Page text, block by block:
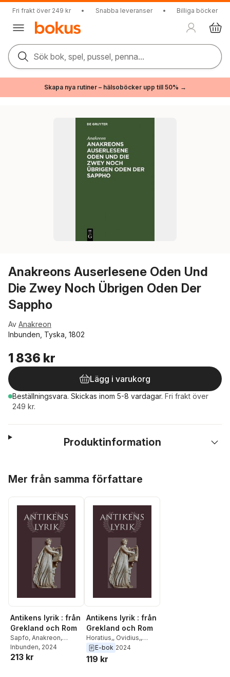
Fri frakt över 249 kr • Snabba leveranser • Billiga böcker
Sök bok, spel, pussel, penna...
Skapa nya rutiner – hälsoböcker upp till 50% →
Anakreons Auserlesene Oden Und
Die Zwey Noch Übrigen Oden Der
Sappho
Av Anakreon
Inbunden, Tyska, 1802
1 836 kr
Lägg i varukorg
Beställningsvara. Skickas inom 5-8 vardagar. Fri frakt över
249 kr.
Produktinformation
Mer från samma författare
Antikens lyrik : från
Grekland och Rom
Sapfo, Anakreon,
Pindaros, Vergilius
Horatius
Inbunden, 2024
213 kr
Antikens lyrik : från
Grekland och Rom
Horatius,, Ovidius,,
Vergilius, ,Sapfo,
Anakreon,
E-bok 2024
119 kr